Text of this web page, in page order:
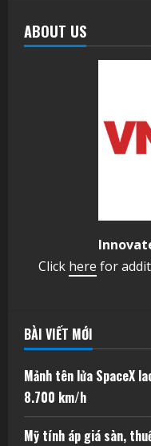
ABOUT US
Click here for
BÀI VIẾT MỚI
Mảnh tên lửa SpaceX
8.700 km/h
Mỹ tính áp giá sàn,